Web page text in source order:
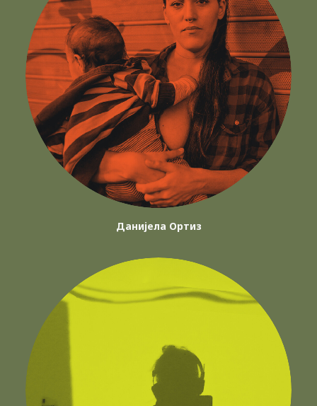
Данијела Ортиз